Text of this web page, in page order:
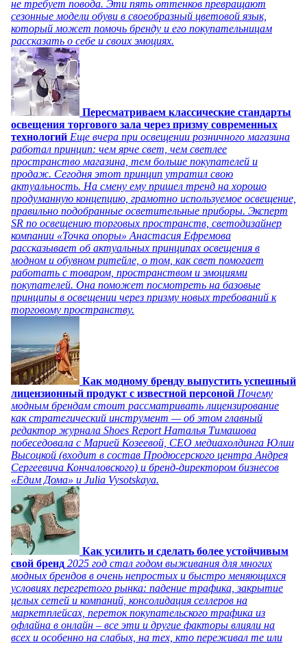
не требует повода. Эти пять оттенков превращают
сезонные модели обуви в своеобразный цветовой язык,
который может помочь бренду и его покупательницам
рассказать о себе и своих эмоциях.
Пересматриваем классические стандарты
освещения торгового зала через призму современных
технологий Еще вчера при освещении розничного магазина
работал принцип: чем ярче свет, чем светлее
пространство магазина, тем больше покупателей и
продаж. Сегодня этот принцип утратил свою
актуальность. На смену ему пришел тренд на хорошо
продуманную концепцию, грамотно используемое освещение,
правильно подобранные осветительные приборы. Эксперт
SR по освещению торговых пространств, светодизайнер
компании «Точка опоры» Анастасия Ефремова
рассказывает об актуальных принципах освещения в
модном и обувном ритейле, о том, как свет помогает
работать с товаром, пространством и эмоциями
покупателей. Она поможет посмотреть на базовые
принципы в освещении через призму новых требований к
торговому пространству.
Как модному бренду выпустить успешный
лицензионный продукт с известной персоной Почему
модным брендам стоит рассматривать лицензирование
как стратегический инструмент — об этом главный
редактор журнала Shoes Report Наталья Тимашова
побеседовала с Марией Козеевой, СЕО медиахолдинга Юлии
Высоцкой (входит в состав Продюсерского центра Андрея
Сергеевича Кончаловского) и бренд-директором бизнесов
«Едим Дома» и Julia Vysotskaya.
Как усилить и сделать более устойчивым
свой бренд 2025 год стал годом выживания для многих
модных брендов в очень непростых и быстро меняющихся
условиях перегретого рынка: падение трафика, закрытие
целых сетей и компаний, консолидация селлеров на
маркетплейсах, переток покупательского трафика из
офлайна в онлайн – все эти и другие факторы влияли на
всех и особенно на слабых, на тех, кто переживал те или